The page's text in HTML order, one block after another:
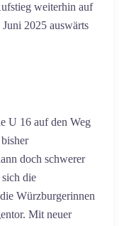
weiterhin auf
2025 auswärts
U 16 auf den Weg
doch schwerer
sich die
Würzburgerinnen
Mit neuer